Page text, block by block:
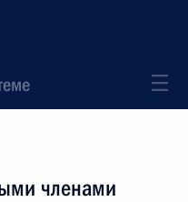
членами